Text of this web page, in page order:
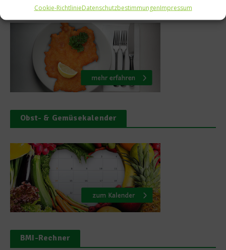
Cookie-RichtlinieDatenschutzbestimmungenImpressum
Obst- & Gemüsekalender
BMI-Rechner